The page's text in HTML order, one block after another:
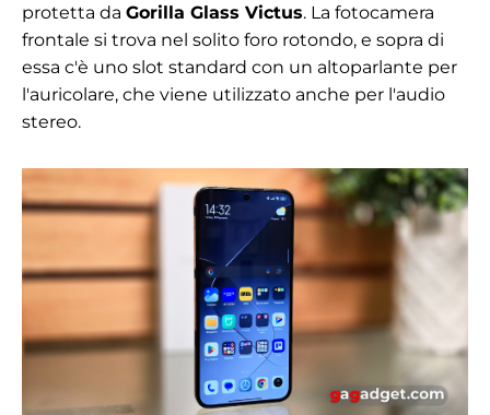
protetta da Gorilla Glass Victus. La fotocamera
frontale si trova nel solito foro rotondo, e sopra di
essa c'è uno slot standard con un altoparlante per
l'auricolare, che viene utilizzato anche per l'audio
stereo.